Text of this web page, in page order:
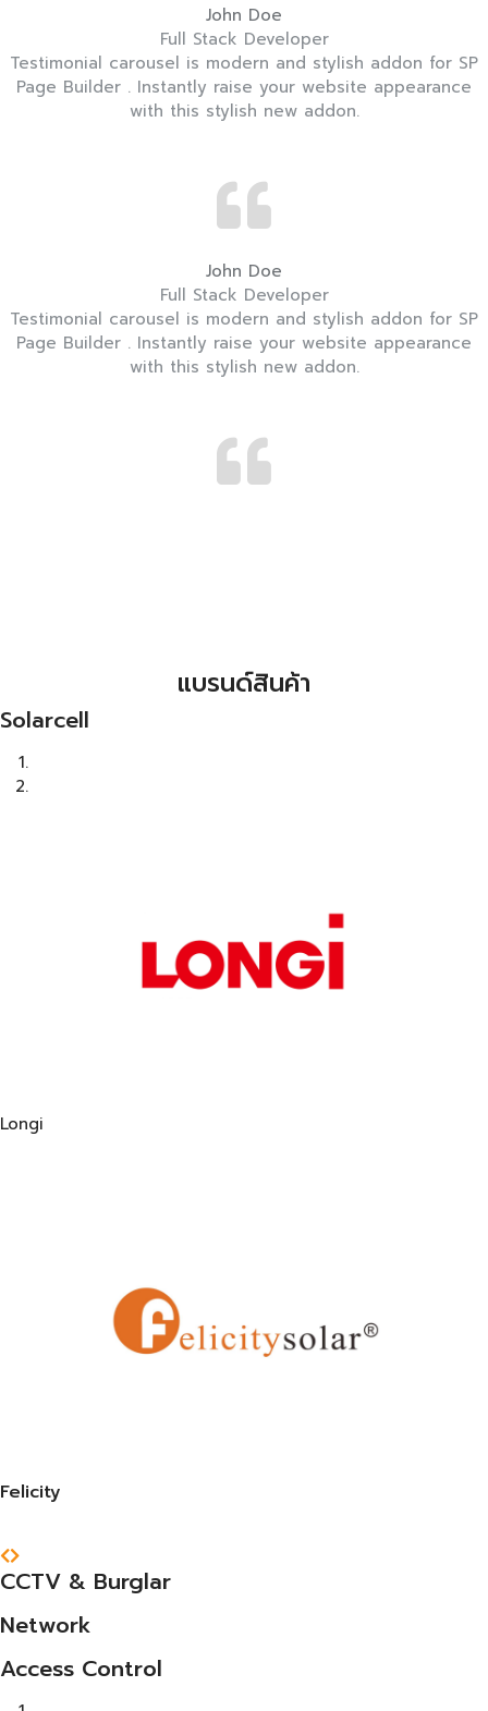
John Doe
Full Stack Developer
Testimonial carousel is modern and stylish addon for SP
Page Builder . Instantly raise your website appearance
with this stylish new addon.
John Doe
Full Stack Developer
Testimonial carousel is modern and stylish addon for SP
Page Builder . Instantly raise your website appearance
with this stylish new addon.
แบรนด์สินค้า
Solarcell
Longi
Felicity
CCTV & Burglar
Network
Access Control